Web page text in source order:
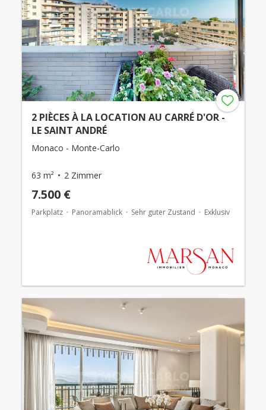
2 PIÈCES À LA LOCATION AU CARRÉ D'OR -
LE SAINT ANDRÉ
Monaco - Monte-Carlo
63 m² 2 Zimmer
7.500 €
Parkplatz Panoramablick Sehr guter Zustand Exklusiv